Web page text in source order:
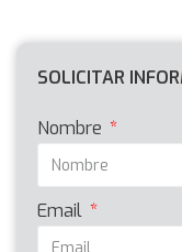
SOLICITAR
Nombre
Email